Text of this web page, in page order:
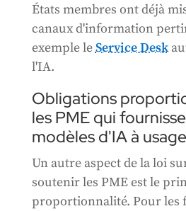
États membres ont déjà
canaux d'information
exemple leService Desk
l'IA.
Obligations
les PME qui
modèles d'IA à
Un autre aspect de la loi
soutenir les PME est le
proportionnalité. Pour les